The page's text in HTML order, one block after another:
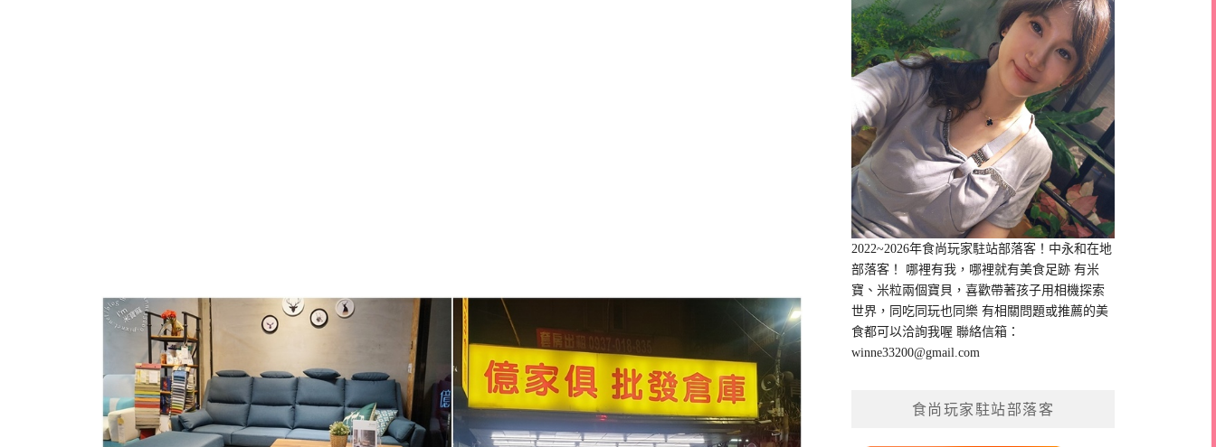
2022~2026年食尚玩家駐站部落客！中永和在地
部落客！ 哪裡有我，哪裡就有美食足跡 有米
寶、米粒兩個寶貝，喜歡帶著孩子用相機探索
世界，同吃同玩也同樂 有相關問題或推薦的美
食都可以洽詢我喔 聯絡信箱：
winne33200@gmail.com
食尚玩家駐站部落客